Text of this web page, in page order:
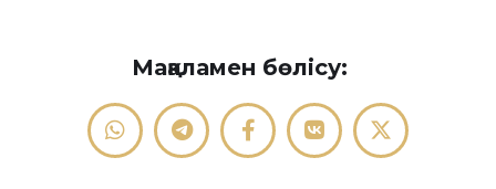
Мақаламен бөлісу: